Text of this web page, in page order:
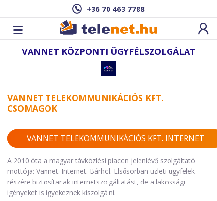
+36 70 463 7788
VANNET KÖZPONTI ÜGYFÉLSZOLGÁLAT
VANNET TELEKOMMUNIKÁCIÓS KFT.
CSOMAGOK
VANNET TELEKOMMUNIKÁCIÓS KFT. INTERNET
A 2010 óta a magyar távközlési piacon jelenlévő szolgáltató
mottója: Vannet. Internet. Bárhol. Elsősorban üzleti ügyfelek
részére biztosítanak internetszolgáltatást, de a lakossági
igényeket is igyekeznek kiszolgálni.